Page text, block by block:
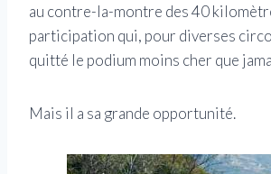
au contre-la-montre des 40
participation qui, pour diverses
quitté le podium moins cher que
Mais il a sa grande opportunité.